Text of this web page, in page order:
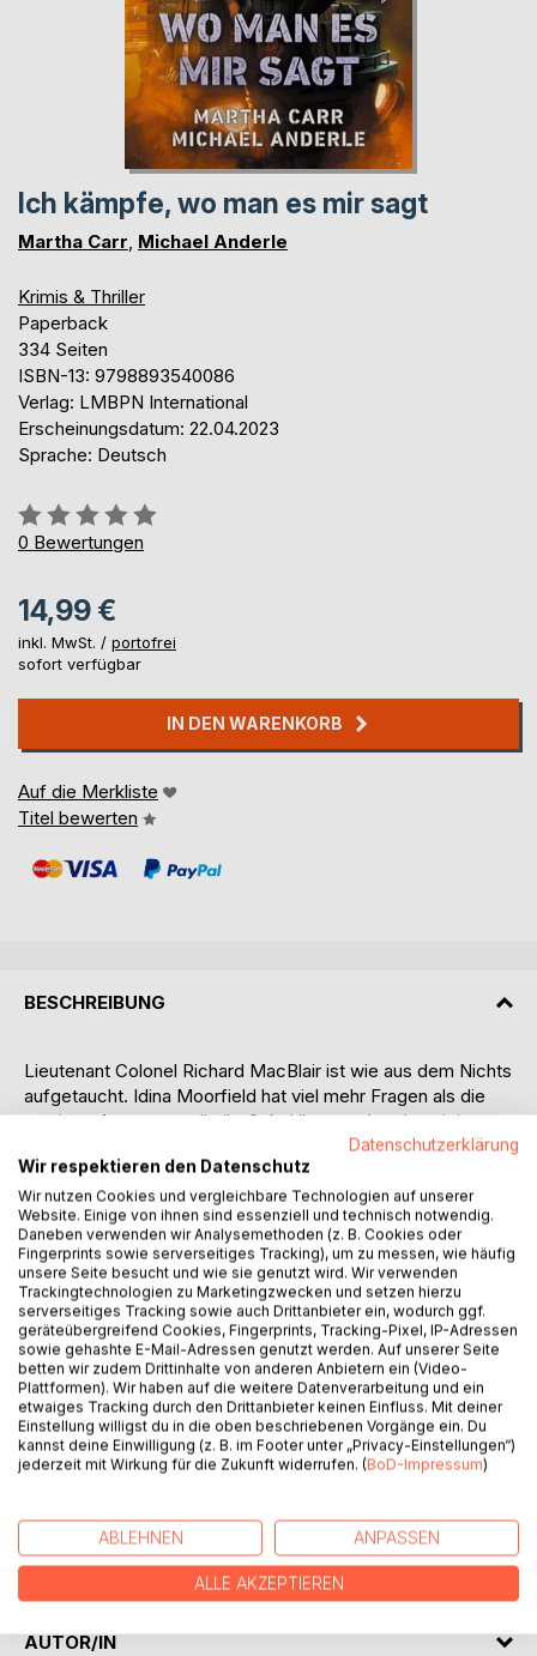
Ich kämpfe, wo man es mir sagt
Martha Carr, Michael Anderle
Krimis & Thriller
Paperback
334 Seiten
ISBN-13: 9798893540086
Verlag: LMBPN International
Erscheinungsdatum: 22.04.2023
Sprache: Deutsch
Bewertung::
0%
0 Bewertungen
14,99 €
inkl. MwSt. / portofrei
sofort verfügbar
IN DEN WARENKORB
Auf die Merkliste
Titel bewerten
BESCHREIBUNG
Lieutenant Colonel Richard MacBlair ist wie aus dem Nichts
aufgetaucht. Idina Moorfield hat viel mehr Fragen als die
wenigen Antworten, die ihr Onkel ihr zu geben bereit ist.
Er will, dass sie wartet, und sie ist es leid zu warten. Hat sie
denn eine Wahl? Nicht wirklich, wenn der Onkel auch ihr
Vorgesetzter ist.
Warum versucht er, ihre familiäre Verbindung zu ignorieren?
Hat er ihr die ganze Zeit von der Seitenlinie aus
nachgeholfen?
Jemand hat es auf Idina abgesehen und hat sie im Visier.
Sie weiß nur nicht, wer oder was es ist.
Wird MacBlair es ihr sagen? Werden sie es gemeinsam
bekämpfen können? Haben die Visionen von Gavina etwas
Eines ist sicher: Idina hat mehr Übung und mehr Probleme
als zu Beginn der Geschichte.
AUTOR/IN
Datenschutzerklärung
Wir respektieren den Datenschutz
Wir nutzen Cookies und vergleichbare Technologien auf unserer
Website. Einige von ihnen sind essenziell und technisch notwendig.
Daneben verwenden wir Analysemethoden (z. B. Cookies oder
Fingerprints sowie serverseitiges Tracking), um zu messen, wie häufig
unsere Seite besucht und wie sie genutzt wird. Wir verwenden
Trackingtechnologien zu Marketingzwecken und setzen hierzu
serverseitiges Tracking sowie auch Drittanbieter ein, wodurch ggf.
geräteübergreifend Cookies, Fingerprints, Tracking-Pixel, IP-Adressen
sowie gehashte E-Mail-Adressen genutzt werden. Auf unserer Seite
betten wir zudem Drittinhalte von anderen Anbietern ein (Video-
Plattformen). Wir haben auf die weitere Datenverarbeitung und ein
etwaiges Tracking durch den Drittanbieter keinen Einfluss. Mit deiner
Einstellung willigst du in die oben beschriebenen Vorgänge ein. Du
kannst deine Einwilligung (z. B. im Footer unter „Privacy-Einstellungen“)
jederzeit mit Wirkung für die Zukunft widerrufen. (BoD-Impressum)
ABLEHNEN ANPASSEN
ALLE AKZEPTIEREN